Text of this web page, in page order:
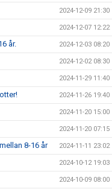
2024-12-09 21:30
2024-12-07 12:22
år. 2024-12-03 08:20
2024-12-02 08:30
2024-11-29 11:40
2024-11-26 19:40
2024-11-20 15:00
2024-11-20 07:15
8-16 år 2024-11-11 23:02
2024-10-12 19:03
2024-10-09 08:00